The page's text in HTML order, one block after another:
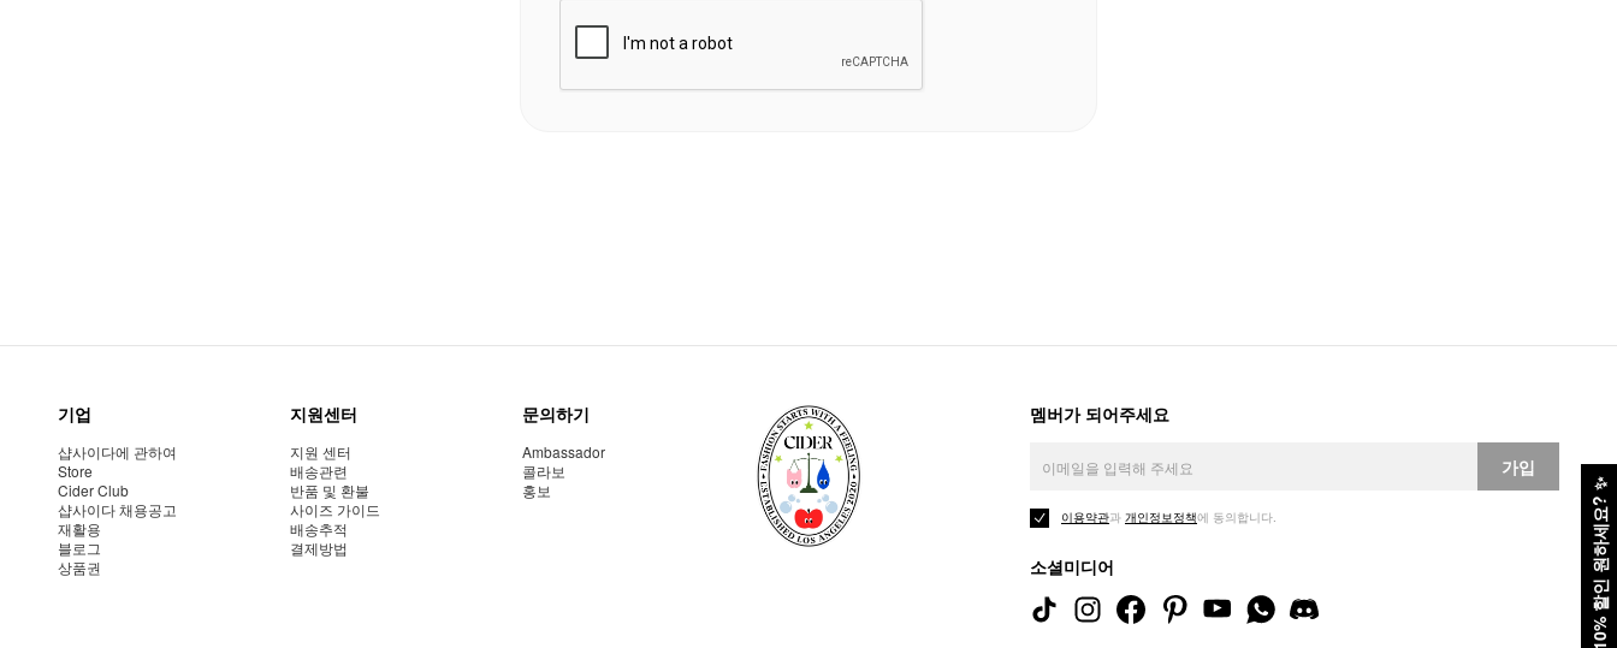
10% 할인 원하세요?
✨
기업
샵사이다에 관하여
Store
Cider Club
샵사이다 채용공고
재활용
블로그
상품권
지원센터
지원 센터
배송관련
반품 및 환불
사이즈 가이드
배송추적
결제방법
문의하기
Ambassador
콜라보
홍보
멤버가 되어주세요
가입
이용약관과 개인정보정책에 동의합니다.
소셜미디어